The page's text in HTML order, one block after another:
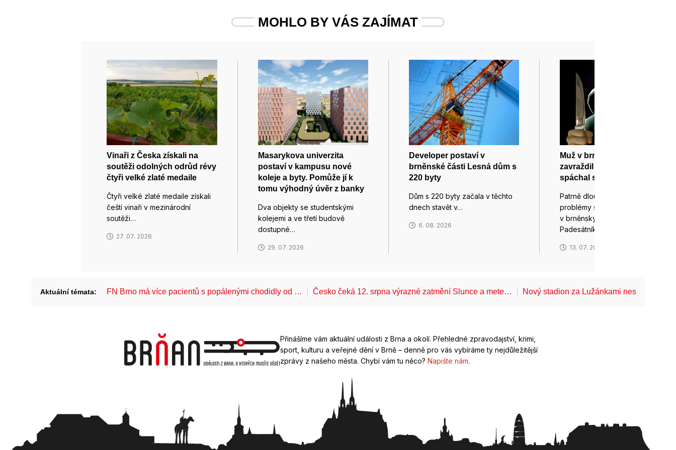
MOHLO BY VÁS ZAJÍMAT
Vinaři z Česka získali na
soutěži odolných odrůd révy
čtyři velké zlaté medaile
Čtyři velké zlaté medaile získali
čeští vinaři v mezinárodní
soutěži…
27. 07. 2026
Masarykova univerzita
postaví v kampusu nové
koleje a byty. Pomůže jí k
tomu výhodný úvěr z banky
Dva objekty se studentskými
kolejemi a ve třetí budově
dostupné…
29. 07. 2026
Developer postaví v
brněnské části Lesná dům s
220 byty
Dům s 220 byty začala v těchto
dnech stavět v…
6. 08. 2026
Muž v brněnských Tuřanech
zavraždil družku a pak
spáchal sebevraždu
Patrně dlouhodobější partnerské
problémy stály za tragédií
v brněnských Tuřanech.
Padesátník…
13. 07. 2026
Aktuální témata: FN Brno má více pacientů s popálenými chodidly od … Česko čeká 12. srpna výrazné zatmění Slunce a mete… Nový stadion za Lužánkami nesmí mít dle
Přinášíme vám aktuální události z Brna a okolí. Přehledné zpravodajství, krimi,
sport, kulturu a veřejné dění v Brně – denně pro vás vybíráme ty nejdůležitější
zprávy z našeho města. Chybí vám tu něco? Napište nám.